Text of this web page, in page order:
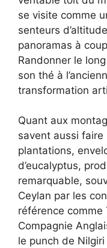
se visite comme
senteurs
panoramas à
Randonner le
son thé à
transformation
Quant aux
savent aussi faire
plantations,
d’eucalyptus,
remarquable,
Ceylan par les
référence comme
Compagnie
le punch de